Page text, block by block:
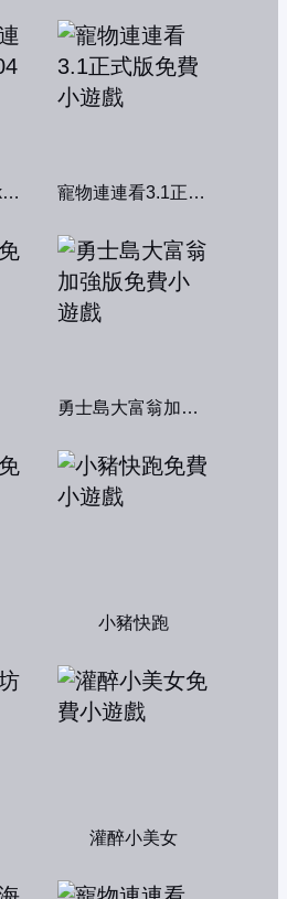
神奇寶貝連連看kawai版2004 寵物連連看3.1正式版
勇士島大富翁加強版
小豬快跑
灌醉小美女